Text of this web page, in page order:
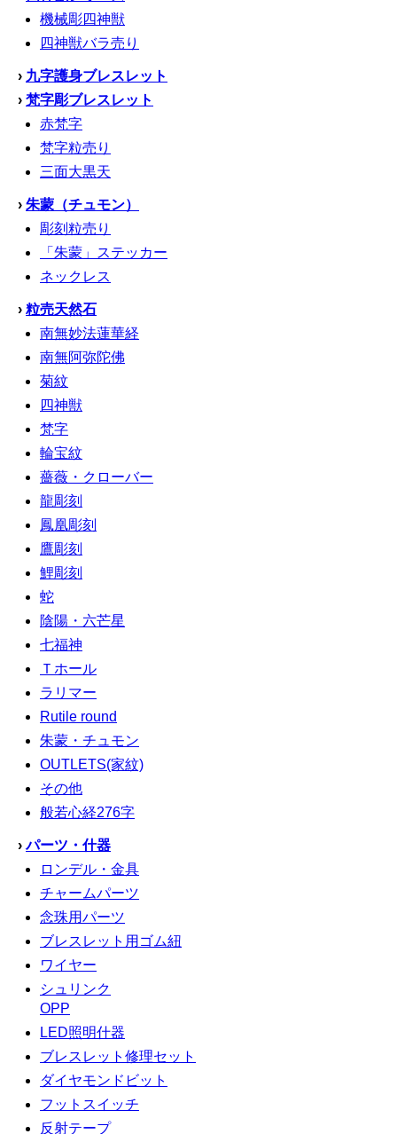
機械彫四神獣
四神獣バラ売り
› 九字護身ブレスレット
› 梵字彫ブレスレット
赤梵字
梵字粒売り
三面大黒天
› 朱蒙（チュモン）
彫刻粒売り
「朱蒙」ステッカー
ネックレス
› 粒売天然石
南無妙法蓮華経
南無阿弥陀佛
菊紋
四神獣
梵字
輪宝紋
薔薇・クローバー
龍彫刻
鳳凰彫刻
鷹彫刻
鯉彫刻
蛇
陰陽・六芒星
七福神
Ｔホール
ラリマー
Rutile round
朱蒙・チュモン
OUTLETS(家紋)
その他
般若心経276字
›パーツ・什器
ロンデル・金具
チャームパーツ
念珠用パーツ
ブレスレット用ゴム紐
ワイヤー
シュリンク
OPP
LED照明什器
ブレスレット修理セット
ダイヤモンドビット
フットスイッチ
反射テープ